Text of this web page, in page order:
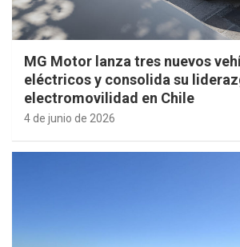
MG Motor lanza tres nuevos
eléctricos y consolida su
electromovilidad en Chile
4 de junio de 2026